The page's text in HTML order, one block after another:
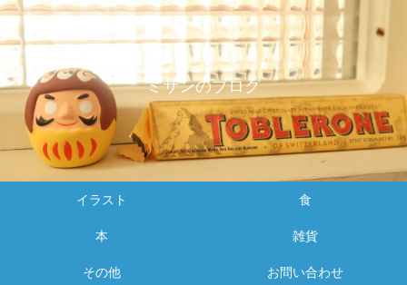
ミサンのブログ
イラスト 食
本 雑貨
その他 お問い合わせ